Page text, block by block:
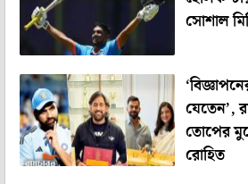
সোশাল
যেতেন’,
তোপের
রোহিত